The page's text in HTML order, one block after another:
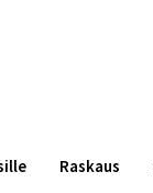
Raskaus